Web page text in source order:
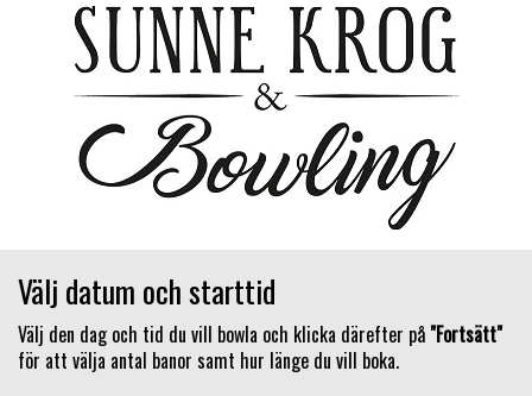
Välj datum och starttid
Välj den dag och tid du vill bowla och klicka därefter på "Fortsätt"
för att välja antal banor samt hur länge du vill boka.